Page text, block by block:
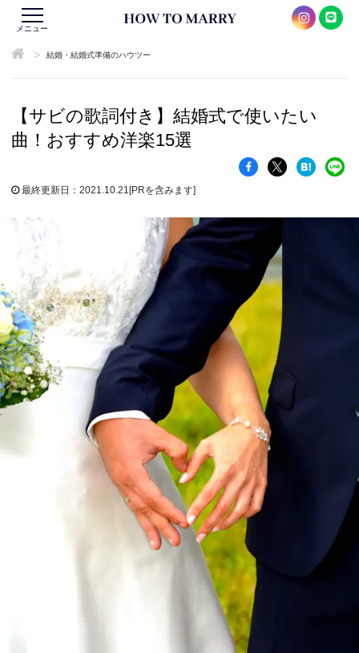
メニュー
> 結婚・結婚式準備のハウツー
【サビの歌詞付き】結婚式で使いたい
曲！おすすめ洋楽15選
最終更新日：2021.10.21 [PRを含みます]